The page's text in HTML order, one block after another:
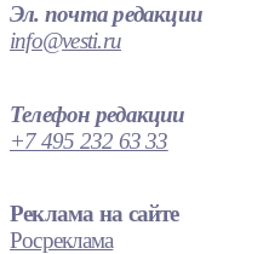
Эл. почта редакции
info@vesti.ru
Телефон редакции
+7 495 232 63 33
Реклама на сайте
Росреклама